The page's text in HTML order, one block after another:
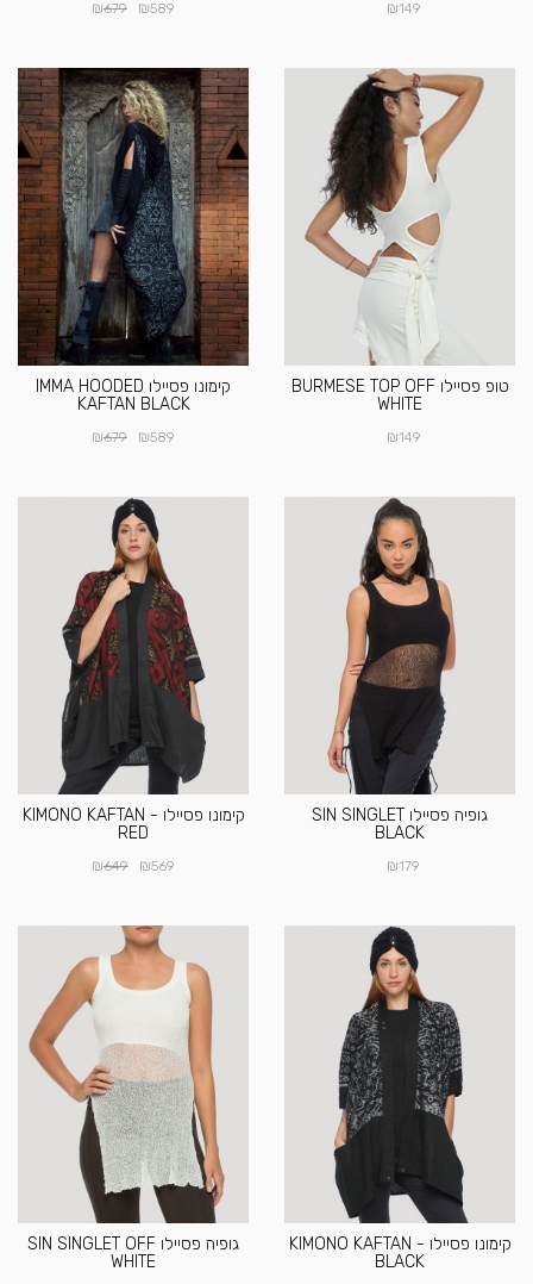
₪149
₪589
₪679
טופ פסיילו BURMESE TOP OFF
WHITE
₪149
קימונו פסיילו IMMA HOODED
KAFTAN BLACK
₪589
₪679
גופיה פסיילו SIN SINGLET
BLACK
₪179
קימונו פסיילו KIMONO KAFTAN -
RED
₪569
₪649
קימונו פסיילו KIMONO KAFTAN -
BLACK
גופיה פסיילו SIN SINGLET OFF
WHITE